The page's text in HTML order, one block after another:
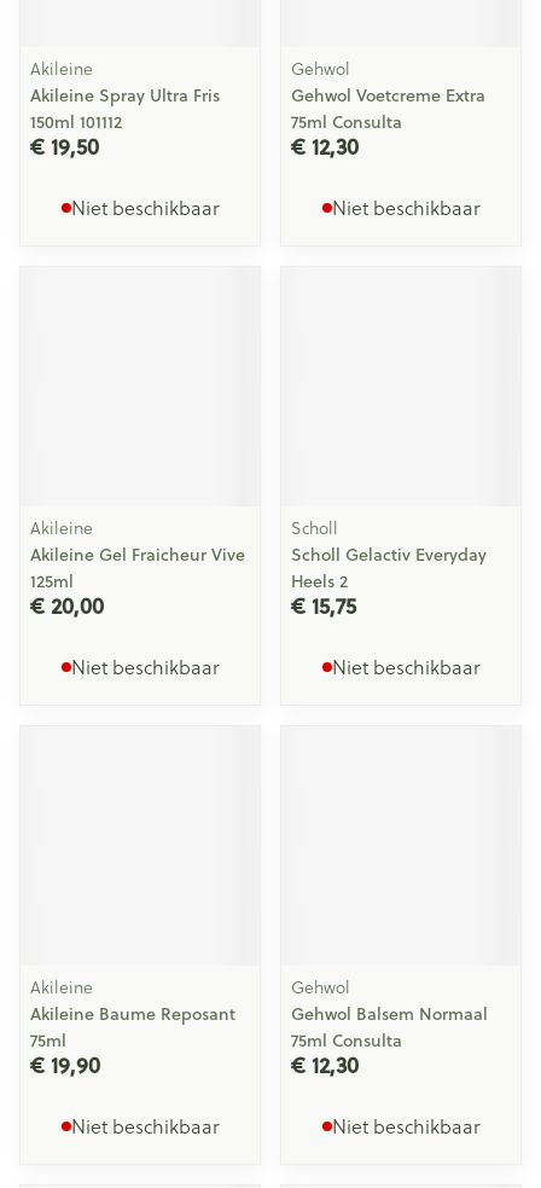
Akileine
Akileine Spray Ultra Fris
150ml 101112
€ 19,50
Niet beschikbaar
Gehwol
Gehwol Voetcreme Extra
75ml Consulta
€ 12,30
Niet beschikbaar
Akileine
Akileine Gel Fraicheur Vive
125ml
€ 20,00
Niet beschikbaar
Scholl
Scholl Gelactiv Everyday
Heels 2
€ 15,75
Niet beschikbaar
Akileine
Akileine Baume Reposant
75ml
€ 19,90
Niet beschikbaar
Gehwol
Gehwol Balsem Normaal
75ml Consulta
€ 12,30
Niet beschikbaar